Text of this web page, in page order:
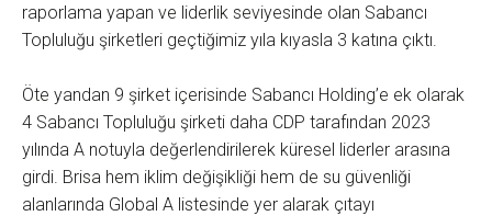
raporlama yapan ve liderlik seviyesinde olan Sabancı
Topluluğu şirketleri geçtiğimiz yıla kıyasla 3 katına çıktı.
Öte yandan 9 şirket içerisinde Sabancı Holding’e ek olarak
4 Sabancı Topluluğu şirketi daha CDP tarafından 2023
yılında A notuyla değerlendirilerek küresel liderler arasına
girdi. Brisa hem iklim değişikliği hem de su güvenliği
alanlarında Global A listesinde yer alarak çıtayı